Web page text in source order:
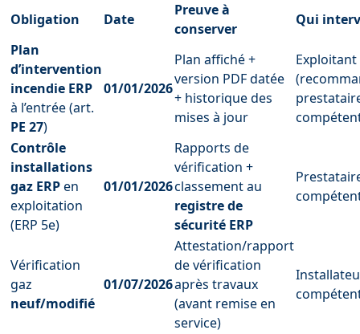
Obligation Date
Preuve à
conserver
Qui
Plan
d’intervention
incendie ERP
à l’entrée (art.
PE 27)
01/01/2026
Plan affiché +
version PDF datée
+ historique des
mises à jour
Exploitant
Contrôle
installations
gaz ERPen
exploitation
(ERP 5e)
01/01/2026
Rapports de
vérification +
classement au
registre de
sécurité ERP
Vérification
gaz
neuf/modifié
01/07/2026
Attestation/rapport
de vérification
après travaux
(avant remise en
service)